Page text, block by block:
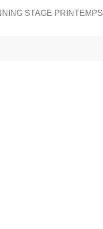
STAGE PRINTEMPS